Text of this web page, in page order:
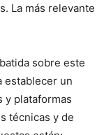
La más relevante
sobre este
establecer un
y plataformas
técnicas y de